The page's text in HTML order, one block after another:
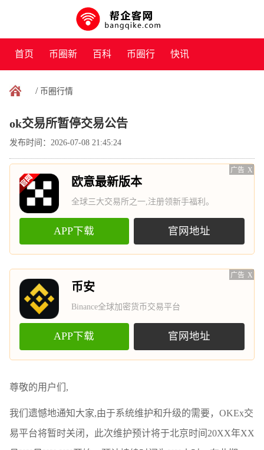
首页 币圈新
闻
百科 币圈行 快讯
/ 币圈行情
ok交易所暂停交易公告
发布时间：2026-07-08 21:45:24
广告 X
欧意最新版本
全球三大交易所之一,注册领新手福利。
APP下载 官网地址
广告 X
币安
Binance全球加密货币交易平台
APP下载 官网地址
尊敬的用户们,
我们遗憾地通知大家,由于系统维护和升级的需要，OKEx交
易平台将暂时关闭，此次维护预计将于北京时间20XX年XX